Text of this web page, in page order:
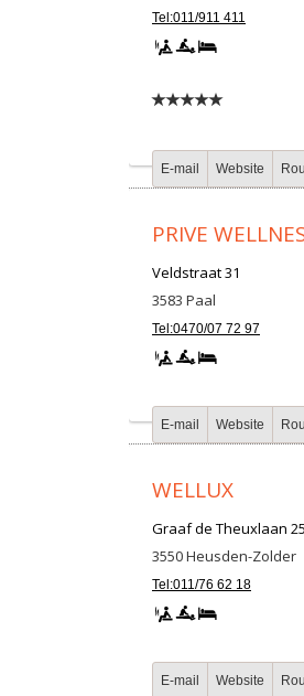
Tel:011/911 411
E-mail Website
PRIVE
Veldstraat 31
3583 Paal
Tel:0470/07 72 97
E-mail Website
WELLUX
Graaf de Theuxlaan
3550Heusden-Zolder
Tel:011/76 62 18
E-mail Website